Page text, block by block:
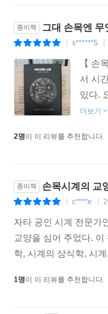
종이책 그대 손목엔 무
s******5
【 손
서 시
있다.
더보기
2명이 이 리뷰를 추천합니다.
종이책 손목시계의 교
c****e
자타 공인 시계 전문가
교양을 심어 주었다.
학, 시계의 상식학, 시
1명이 이 리뷰를 추천합니다.